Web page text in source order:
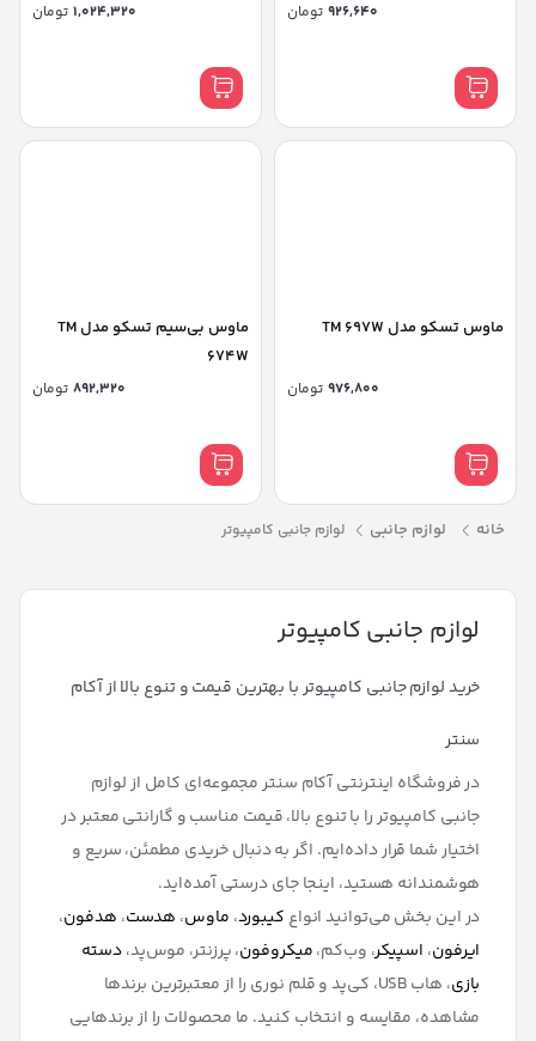
تومان تومان
ماوس تسکو مدل TM 697W
تومان
ماوس بی‌سیم تسکو مدل TM
674W
تومان
خانه لوازم جانبی لوازم جانبی کامپیوتر
لوازم جانبی کامپیوتر
خرید لوازم جانبی کامپیوتر با بهترین قیمت و تنوع بالا از آکام
سنتر
در فروشگاه اینترنتیآکام سنترمجموعه‌ای کامل از لوازم
جانبی کامپیوتر را با تنوع بالا، قیمت مناسب و گارانتی معتبر در
اختیار شما قرار داده‌ایم. اگر به دنبال خریدی مطمئن، سریع و
هوشمندانه هستید، اینجا جای درستی آمده‌اید.
در این بخش می‌توانید انواع کیبورد، ماوس، هدست، هدفون،
ایرفون، اسپیکر، وب‌کم،میکروفون، پرزنتر، موس‌پد،دسته
بازی، هاب USB، کی‌پد و قلم نوری
را از معتبرترین برندها
مشاهده، مقایسه و انتخاب کنید. ما محصولات را از برندهایی